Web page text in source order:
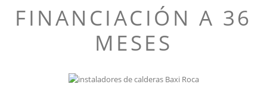
FINANCIACIÓN A 36
MESES